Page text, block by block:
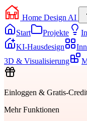
Home Design AI
Start
Projekte
KI-Hausdesign
3D & Visualisierung
Einloggen & Gratis-
Mehr Funktionen